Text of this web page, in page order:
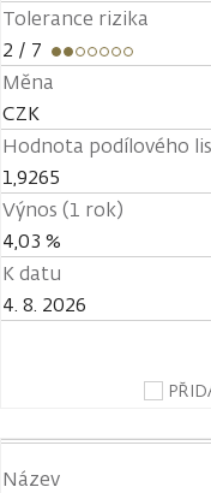
Tolerance rizika
2 / 7
Měna
CZK
Hodnota podílového
1,9265
Výnos (1 rok)
4,03 %
K datu
4. 8. 2026
Název